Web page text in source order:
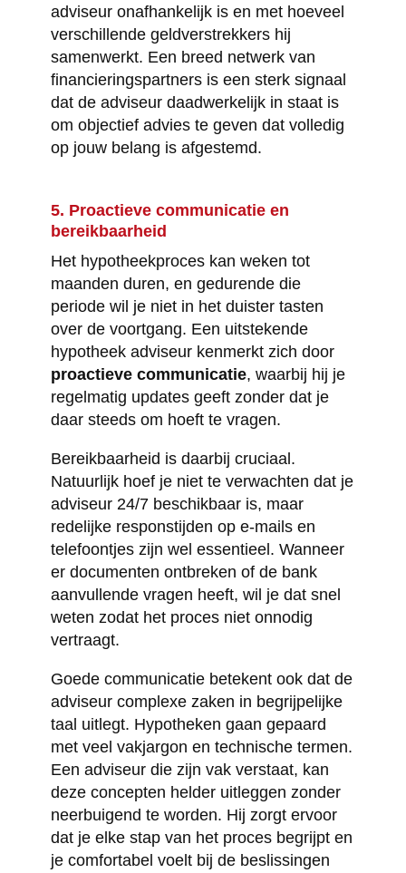
adviseur onafhankelijk is en met hoeveel
verschillende geldverstrekkers hij
samenwerkt. Een breed netwerk van
financieringspartners is een sterk signaal
dat de adviseur daadwerkelijk in staat is
om objectief advies te geven dat volledig
op jouw belang is afgestemd.
5. Proactieve communicatie en
bereikbaarheid
Het hypotheekproces kan weken tot
maanden duren, en gedurende die
periode wil je niet in het duister tasten
over de voortgang. Een uitstekende
hypotheek adviseur kenmerkt zich door
proactieve communicatie, waarbij hij je
regelmatig updates geeft zonder dat je
daar steeds om hoeft te vragen.
Bereikbaarheid is daarbij cruciaal.
Natuurlijk hoef je niet te verwachten dat je
adviseur 24/7 beschikbaar is, maar
redelijke responstijden op e-mails en
telefoontjes zijn wel essentieel. Wanneer
er documenten ontbreken of de bank
aanvullende vragen heeft, wil je dat snel
weten zodat het proces niet onnodig
vertraagt.
Goede communicatie betekent ook dat de
adviseur complexe zaken in begrijpelijke
taal uitlegt. Hypotheken gaan gepaard
met veel vakjargon en technische termen.
Een adviseur die zijn vak verstaat, kan
deze concepten helder uitleggen zonder
neerbuigend te worden. Hij zorgt ervoor
dat je elke stap van het proces begrijpt en
je comfortabel voelt bij de beslissingen